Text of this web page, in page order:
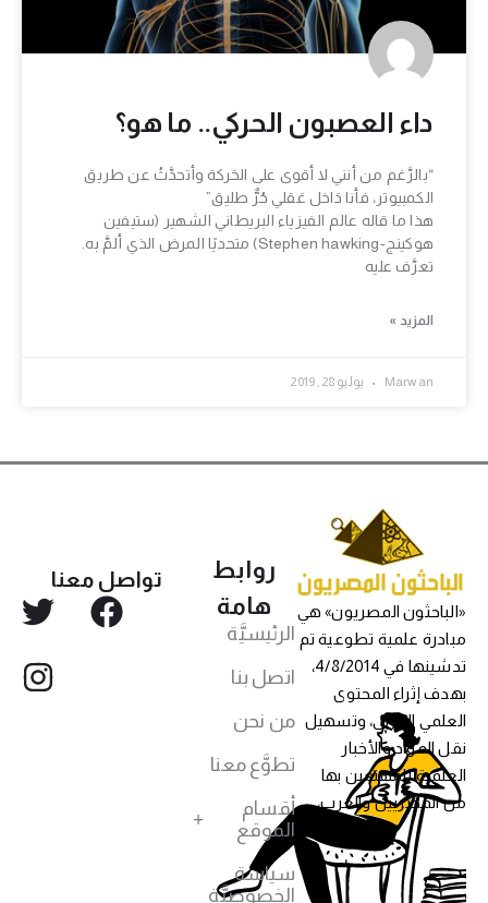
داء العصبون الحركي.. ما هو؟
“بالرَّغم من أنني لا أقوى على الحَركة وأتحدَّثُ عن طريق
الكمبيوتر، فأنا دَاخل عَقلي حُرٌّ طليق”
هذا ما قاله عالم الفيزياء البريطاني الشهير (ستيفين
هوكينج-Stephen hawking) متحديًا المرض الذي ألمَّ به.
تعرَّف عليه
المزيد »
Marwan يوليو 28, 2019
«الباحثون المصريون» هي
مبادرة علمية تطوعية تم
تدشينها في 4/8/2014،
بهدف إثراء المحتوى
العلمي العربي، وتسهيل
نقل المواد والأخبار
العلمية للمهتمين بها
من المصريين والعرب،
روابط
هامة
الرئيسيَّة
اتصل بنا
من نحن
تطوَّع معنا
أقسام
الموقع
سياسة
الخصوصيَّة
تواصل معنا